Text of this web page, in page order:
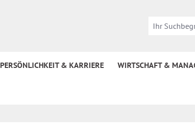
PERSÖNLICHKEIT & KARRIERE WIRTSCHAFT &